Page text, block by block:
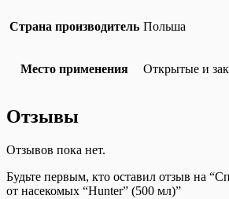
Страна производитель Польша
Место применения Открытые и
Отзывы
Отзывов пока нет.
Будьте первым, кто оставил отзыв на
от насекомых “Hunter” (500 мл)”